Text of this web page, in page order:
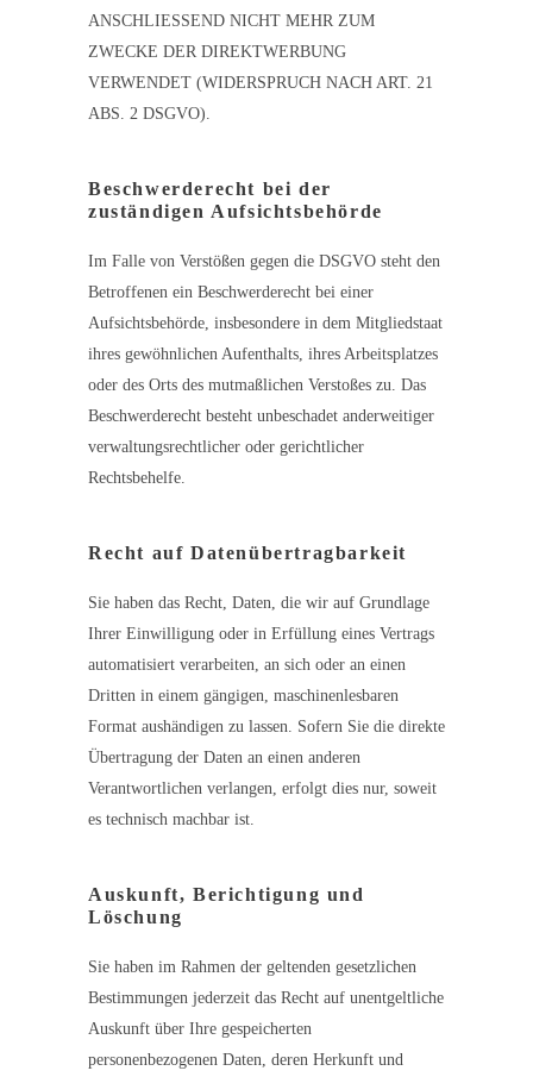
ANSCHLIESSEND NICHT MEHR ZUM
ZWECKE DER DIREKTWERBUNG
VERWENDET (WIDERSPRUCH NACH ART. 21
ABS. 2 DSGVO).
Beschwerde­recht bei der
zuständigen Aufsichts­behörde
Im Falle von Verstößen gegen die DSGVO steht den
Betroffenen ein Beschwerderecht bei einer
Aufsichtsbehörde, insbesondere in dem Mitgliedstaat
ihres gewöhnlichen Aufenthalts, ihres Arbeitsplatzes
oder des Orts des mutmaßlichen Verstoßes zu. Das
Beschwerderecht besteht unbeschadet anderweitiger
verwaltungsrechtlicher oder gerichtlicher
Rechtsbehelfe.
Recht auf Daten­übertrag­barkeit
Sie haben das Recht, Daten, die wir auf Grundlage
Ihrer Einwilligung oder in Erfüllung eines Vertrags
automatisiert verarbeiten, an sich oder an einen
Dritten in einem gängigen, maschinenlesbaren
Format aushändigen zu lassen. Sofern Sie die direkte
Übertragung der Daten an einen anderen
Verantwortlichen verlangen, erfolgt dies nur, soweit
es technisch machbar ist.
Auskunft, Berichtigung und
Löschung
Sie haben im Rahmen der geltenden gesetzlichen
Bestimmungen jederzeit das Recht auf unentgeltliche
Auskunft über Ihre gespeicherten
personenbezogenen Daten, deren Herkunft und